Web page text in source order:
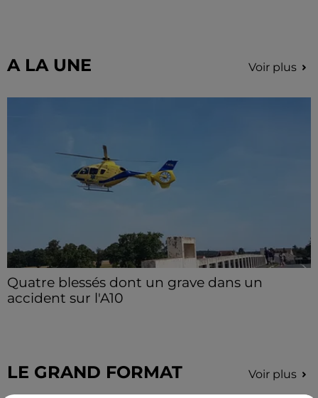
A LA UNE Voir plus
Quatre blessés dont un grave dans un
accident sur l'A10
LE GRAND FORMAT Voir plus